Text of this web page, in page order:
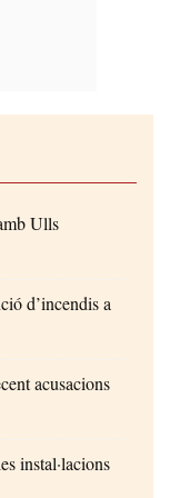
Ulls
d’incendis a
acusacions
instal·lacions